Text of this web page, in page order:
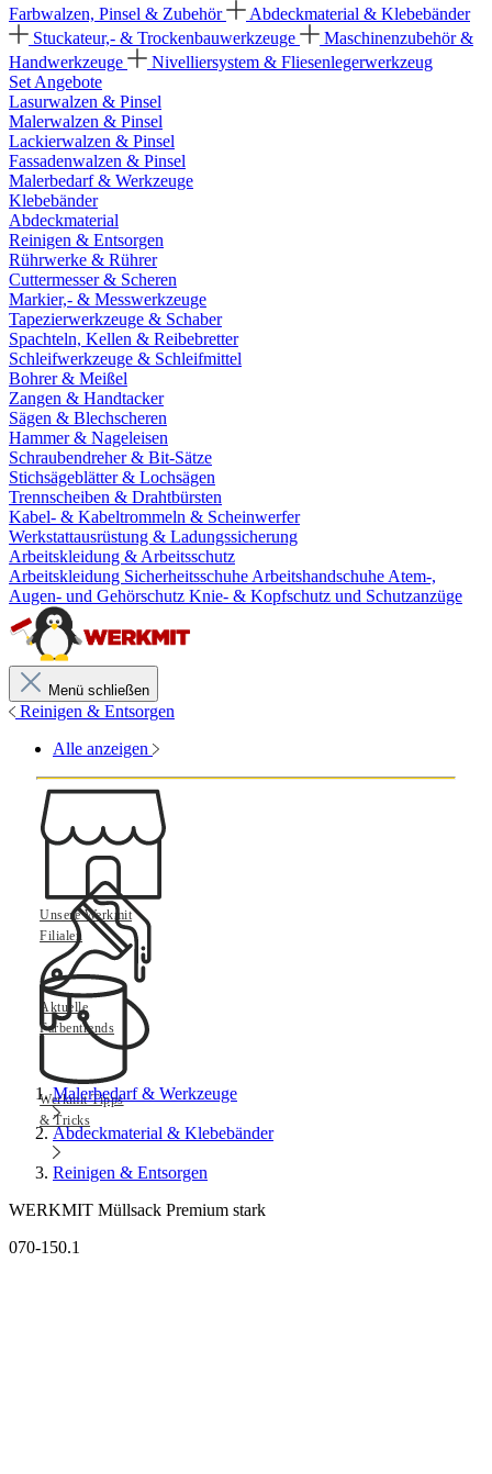
Farbwalzen, Pinsel & Zubehör
Abdeckmaterial & Klebebänder
Stuckateur,- & Trockenbauwerkzeuge
Maschinenzubehör &
Handwerkzeuge
Nivelliersystem & Fliesenlegerwerkzeug
Set Angebote
Lasurwalzen & Pinsel
Malerwalzen & Pinsel
Lackierwalzen & Pinsel
Fassadenwalzen & Pinsel
Malerbedarf & Werkzeuge
Klebebänder
Abdeckmaterial
Reinigen & Entsorgen
Rührwerke & Rührer
Cuttermesser & Scheren
Markier,- & Messwerkzeuge
Tapezierwerkzeuge & Schaber
Spachteln, Kellen & Reibebretter
Schleifwerkzeuge & Schleifmittel
Bohrer & Meißel
Zangen & Handtacker
Sägen & Blechscheren
Hammer & Nageleisen
Schraubendreher & Bit-Sätze
Stichsägeblätter & Lochsägen
Trennscheiben & Drahtbürsten
Kabel- & Kabeltrommeln & Scheinwerfer
Werkstattausrüstung & Ladungssicherung
Arbeitskleidung & Arbeitsschutz
Arbeitskleidung Sicherheitsschuhe Arbeitshandschuhe Atem-,
Augen- und Gehörschutz Knie- & Kopfschutz und Schutzanzüge
Menü schließen
Reinigen & Entsorgen
Alle anzeigen
Unsere Werkmit
Filialen
Aktuelle
Farbentrends
Werkmit Tipps
& Tricks
Malerbedarf & Werkzeuge
Abdeckmaterial & Klebebänder
Reinigen & Entsorgen
WERKMIT Müllsack Premium stark
070-150.1